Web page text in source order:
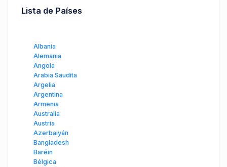
Lista de Países
Albania
Alemania
Angola
Arabia Saudita
Argelia
Argentina
Armenia
Australia
Austria
Azerbaiyán
Bangladesh
Baréin
Bélgica